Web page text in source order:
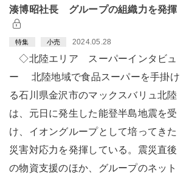
湊博昭社長 グループの組織力を発揮
特集 小売 2024.05.28
◇北陸エリア スーパーインタビュ
ー 北陸地域で食品スーパーを手掛け
る石川県金沢市のマックスバリュ北陸
は、元日に発生した能登半島地震を受
け、イオングループとして培ってきた
災害対応力を発揮している。震災直後
の物資支援のほか、グループのネット